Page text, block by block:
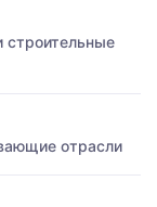
отрасли